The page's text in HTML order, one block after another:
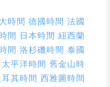
時間 德國時間 法國
間 日本時間 紐西蘭
間 洛杉磯時間 泰國
太平洋時間 舊金山時
耳其時間 西雅圖時間